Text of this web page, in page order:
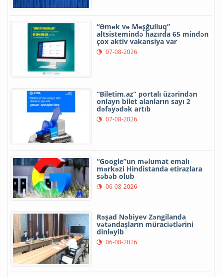
“Əmək və Məşğulluq”
altsistemində hazırda 65 mindən
çox aktiv vakansiya var
07-08-2026
“Biletim.az” portalı üzərindən
onlayn bilet alanların sayı 2
dəfəyədək artıb
07-08-2026
“Google”un məlumat emalı
mərkəzi Hindistanda etirazlara
səbəb olub
06-08-2026
Rəşad Nəbiyev Zəngilanda
vətəndaşların müraciətlərini
dinləyib
06-08-2026